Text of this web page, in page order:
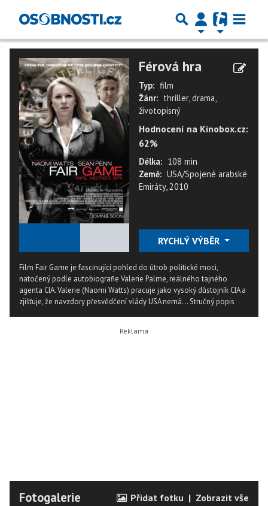
Férová hra
Typ: film
Žánr: thriller, drama,
životopisný
Hodnocení na Kinobox.cz:
62%
Délka: 108 min
Země: USA/Spojené arabské
Emiráty, 2010
RYCHLÝ VÝBĚR
Film Fair Game je fascinující pohled do útrob politické moci,
natočený podle autobiografie Valerie Palme, reálného tajného
agenta CIA. Valerie (Naomi Watts) pracuje jako vysoký důstojník CIA a
zjišťuje, že navzdory přesvědčení vlády USA nemá...Stručný popis
Fotogalerie Přidat fotku | Zobrazit vše